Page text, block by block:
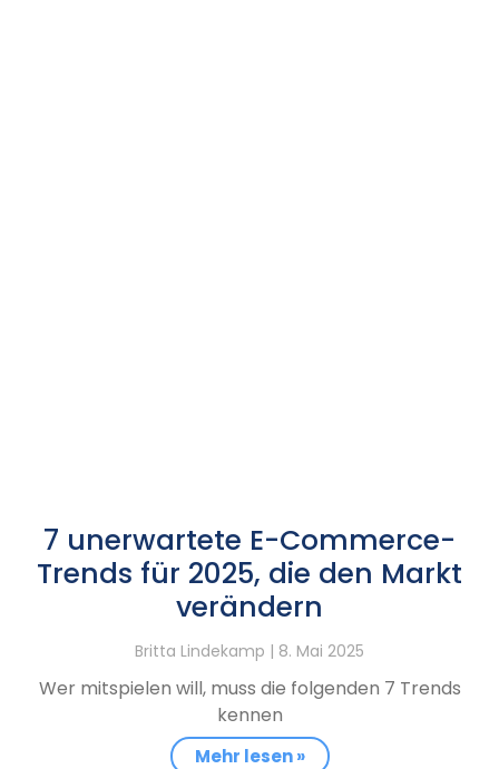
7 unerwartete E-Commerce-
Trends für 2025, die den Markt
verändern
Britta Lindekamp 8. Mai 2025
Wer mitspielen will, muss die folgenden 7 Trends
kennen
Mehr lesen »